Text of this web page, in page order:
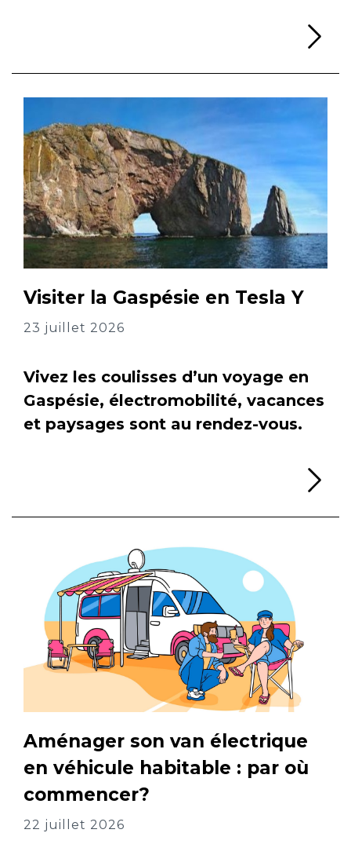
Visiter la Gaspésie en Tesla Y
23 juillet 2026
Vivez les coulisses d’un voyage en
Gaspésie, électromobilité, vacances
et paysages sont au rendez-vous.
Aménager son van électrique
en véhicule habitable : par où
commencer?
22 juillet 2026